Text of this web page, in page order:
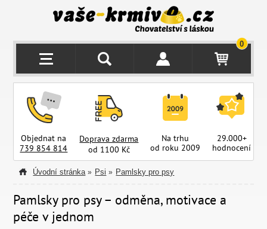
0
Objednat na
739 854 814
Doprava zdarma
od 1100 Kč
Na trhu
od roku 2009
29.000+
hodnocení
Úvodní stránka » Psi » Pamlsky pro psy
Pamlsky pro psy – odměna, motivace a
péče v jednom